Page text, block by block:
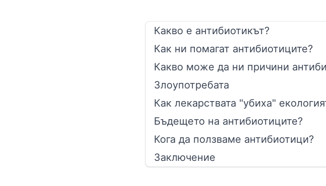
Какво е антибиотикът?
Как ни помагат антибиотиците?
Какво може да ни причини
Злоупотребата
Как лекарствата "убиха"
Бъдещето на антибиотиците?
Кога да ползваме антибиотици?
Заключение